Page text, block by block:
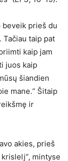
beveik prieš du
taip pat
kaip jam
juos kaip
šiandien
mane.“ Šitaip
ir
akies, prieš
mintyse